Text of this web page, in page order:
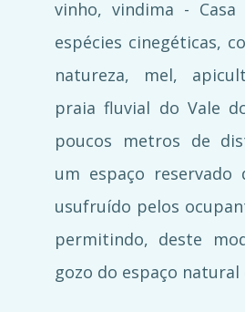
vinho, vindima - Casa
espécies cinegéticas,
natureza, mel,
praia fluvial do Vale
poucos metros de
um espaço reservado
usufruído pelos
permitindo, deste
gozo do espaço natural